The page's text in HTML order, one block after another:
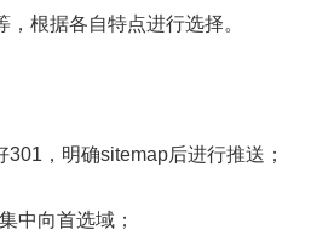
根据各自特点进行选择。
，明确sitemap后进行推送；
中向首选域；